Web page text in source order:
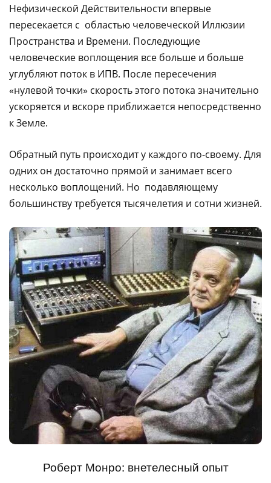
Нефизической Действительности впервые
пересекается с областью человеческой Иллюзии
Пространства и Времени. Последующие
человеческие воплощения все больше и больше
углубляют поток в ИПВ. После пересечения
«нулевой точки» скорость этого потока значительно
ускоряется и вскоре приближается непосредственно
к Земле.
Обратный путь происходит у каждого по-своему. Для
одних он достаточно прямой и занимает всего
несколько воплощений. Но подавляющему
большинству требуется тысячелетия и сотни жизней.
Роберт Монро: внетелесный опыт